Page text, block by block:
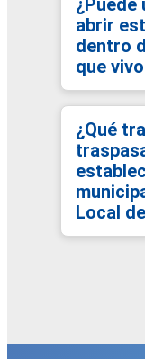
¿Puede
abrir
dentro
que
¿Qué
Local